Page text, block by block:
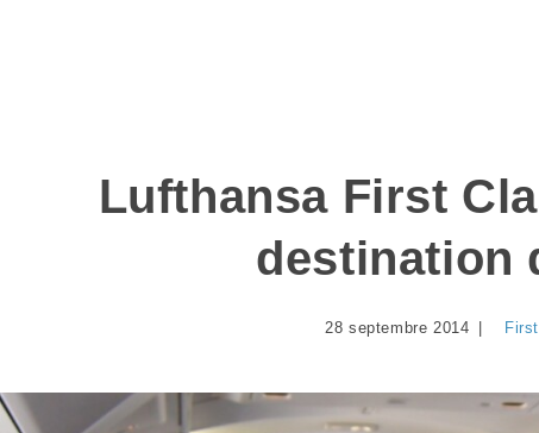
Lufthansa First
destination
28 septembre 2014